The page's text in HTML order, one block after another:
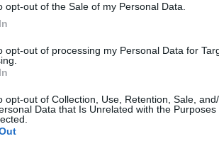
opt-out of the Sale of my Personal Data.
opt-out of processing my Personal Data for
opt-out of Collection, Use, Retention, Sale,
Data that Is Unrelated with the Purposes
drog